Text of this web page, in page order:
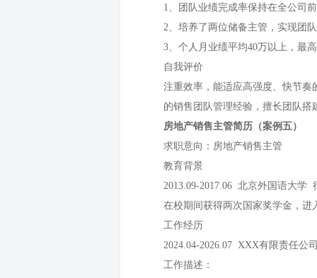
1、团队业绩完成率保持在全公司
2、培养了两位储备主管，实现团
3、个人月业绩平均40万以上，最
自我评价
注重效率，能适应高强度、快节
的销售团队管理经验，擅长团队
房地产销售主管简历（案例五）
求职意向：房地产销售主管
教育背景
2013.09-2017.06 北京外国语大学
在校期间获得两次国家奖学金，
工作经历
2024.04-2026.07 XXX有限责任公
工作描述：